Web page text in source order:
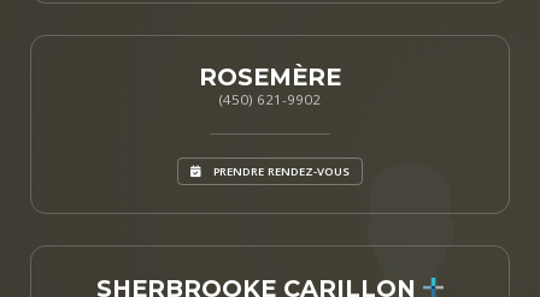
ROSEMÈRE
(450) 621-9902
PRENDRE RENDEZ-VOUS
SHERBROOKE CARILLON